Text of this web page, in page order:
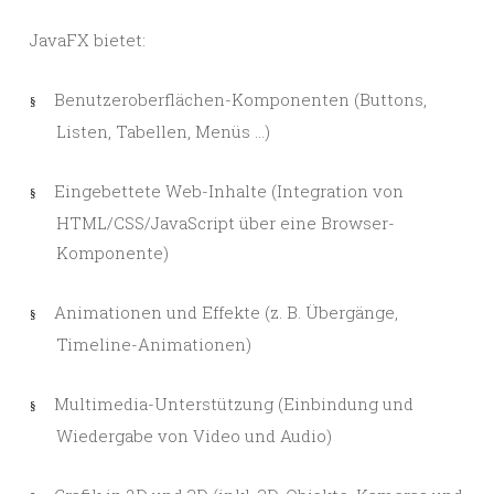
JavaFX bietet:
§
Benutzeroberflächen-Komponenten (Buttons,
Listen, Tabellen, Menüs …)
§
Eingebettete Web-Inhalte (Integration von
HTML/CSS/JavaScript über eine Browser-
Komponente)
§
Animationen und Effekte (z. B. Übergänge,
Timeline-Animationen)
§
Multimedia-Unterstützung (Einbindung und
Wiedergabe von Video und Audio)